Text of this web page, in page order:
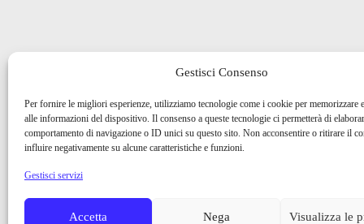
Gestisci Consenso
Per fornire le migliori esperienze, utilizziamo tecnologie come i cookie per memorizzare
alle informazioni del dispositivo. Il consenso a queste tecnologie ci permetterà di
comportamento di navigazione o ID unici su questo sito. Non acconsentire o ritirare il
influire negativamente su alcune caratteristiche e funzioni.
Gestisci servizi
Accetta Nega Visualizza le